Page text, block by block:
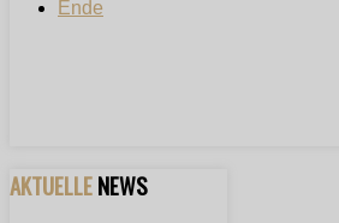
Ende
AKTUELLENEWS